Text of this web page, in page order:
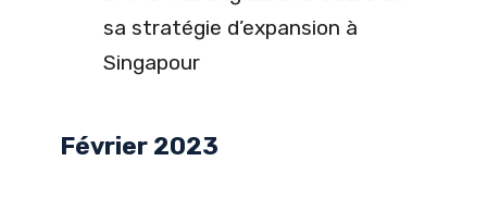
sa stratégie d’expansion à
Singapour
Février 2023